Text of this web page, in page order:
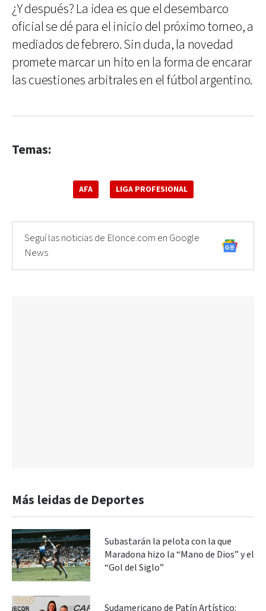
¿Y después? La idea es que el desembarco
oficial se dé para el inicio del próximo torneo, a
mediados de febrero. Sin duda, la novedad
promete marcar un hito en la forma de encarar
las cuestiones arbitrales en el fútbol argentino.
Temas:
AFA LIGA PROFESIONAL
Seguí las noticias de Elonce.com en Google
News
Más leidas de Deportes
Subastarán la pelota con la que
Maradona hizo la “Mano de Dios” y el
“Gol del Siglo”